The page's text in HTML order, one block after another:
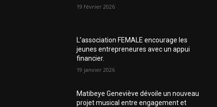
19 février 2026
L’association FEMALE encourage les
jeunes entrepreneures avec un appui
financier.
19 janvier 2026
Matibeye Geneviève dévoile un nouveau
projet musical entre engagement et